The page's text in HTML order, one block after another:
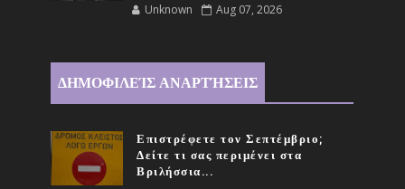
Unknown Aug 07, 2026
ΔΗΜΟΦΙΛΕΊΣ ΑΝΑΡΤΉΣΕΙΣ
Επιστρέφετε τον Σεπτέμβριο;
Δείτε τι σας περιμένει στα
Βριλήσσια...